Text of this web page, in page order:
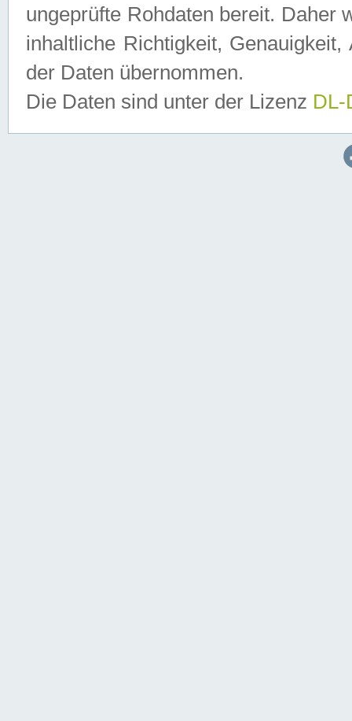
ungeprüfte Rohdaten bereit. Daher
inhaltliche Richtigkeit,
der Daten übernommen.
Die Daten sind unter der Lizenz